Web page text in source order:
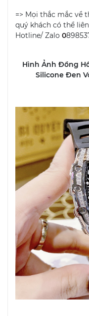
=> Mọi thắc mắc về
quý khách có thể
Hotline/ Zalo 0
Hình Ảnh Đồng
Silicone Đen